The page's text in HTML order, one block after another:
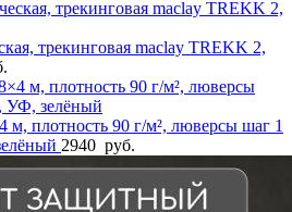
трекинговая maclay TREKK 2,
м, плотность 90 г/м², люверсы шаг 1
2940 руб.